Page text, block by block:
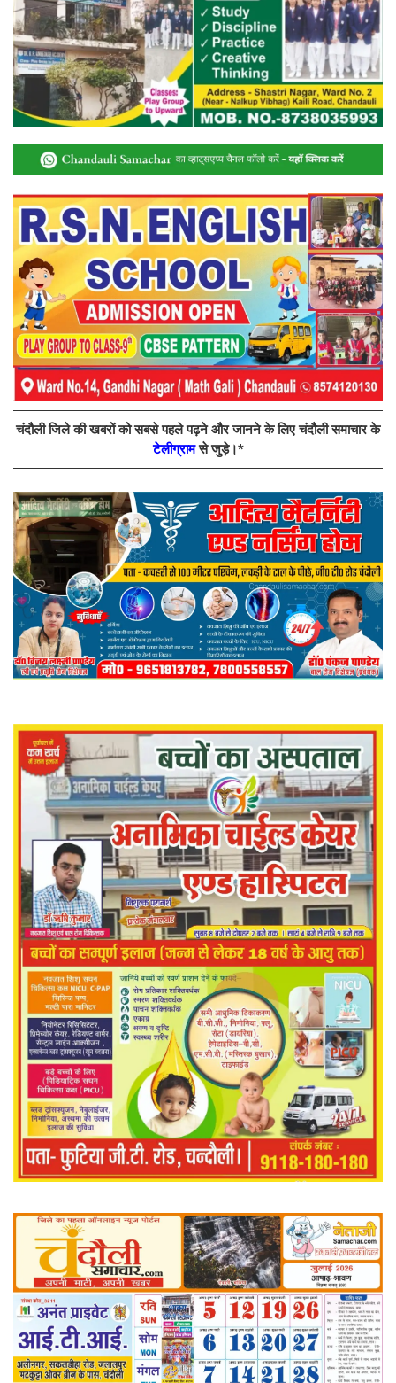
चंदौली जिले की खबरों को सबसे पहले पढ़ने और जानने के लिए चंदौली समाचार के
टेलीग्रामसे जुड़े।*